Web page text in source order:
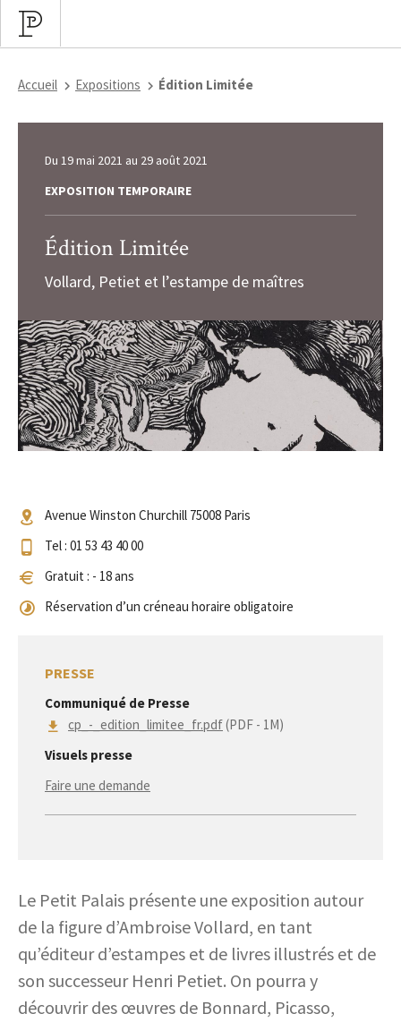
Accueil Expositions Édition Limitée
Du 19 mai 2021 au 29 août 2021
EXPOSITION TEMPORAIRE
Édition Limitée
Vollard, Petiet et l’estampe de maîtres
Avenue Winston Churchill 75008 Paris
Tel : 01 53 43 40 00
Gratuit : - 18 ans
Réservation d’un créneau horaire obligatoire
PRESSE
Communiqué de Presse
cp_-_edition_limitee_fr.pdf(PDF - 1M)
Visuels presse
Faire une demande
Le Petit Palais présente une exposition autour
de la figure d’Ambroise Vollard, en tant
qu’éditeur d’estampes et de livres illustrés et de
son successeur Henri Petiet. On pourra y
découvrir des œuvres de Bonnard, Picasso,